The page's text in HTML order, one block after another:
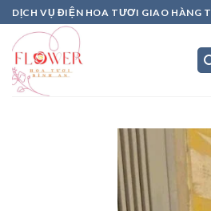
Skip
to
content
DỊCH VỤ ĐIỆN HOA TƯƠI GIAO HÀNG